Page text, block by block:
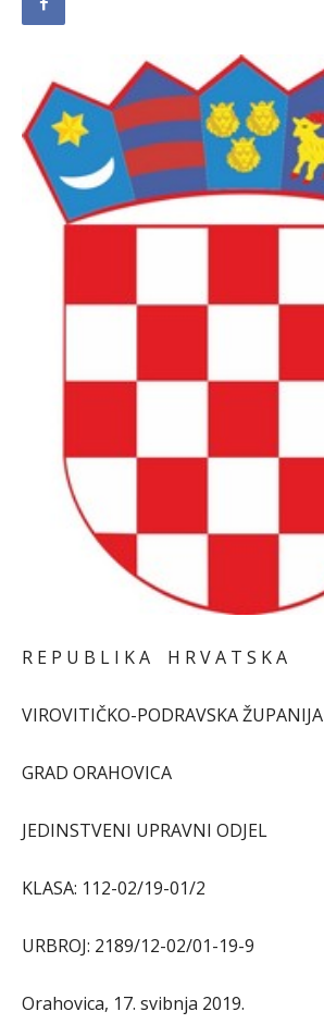
R E P U B L I K A H R V A T S K A
VIROVITIČKO-PODRAVSKA ŽUPANIJA
GRAD ORAHOVICA
JEDINSTVENI UPRAVNI ODJEL
KLASA: 112-02/19-01/2
URBROJ: 2189/12-02/01-19-9
Orahovica, 17. svibnja 2019.